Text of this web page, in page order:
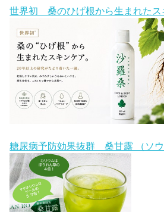
世界初 桑のひげ根から生まれたス
糖尿病予防効果抜群 桑甘露 （ソウ